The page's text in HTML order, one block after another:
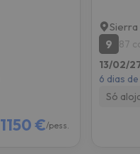
1150 €/pess.
9
87
13/02/
6 dias
Só